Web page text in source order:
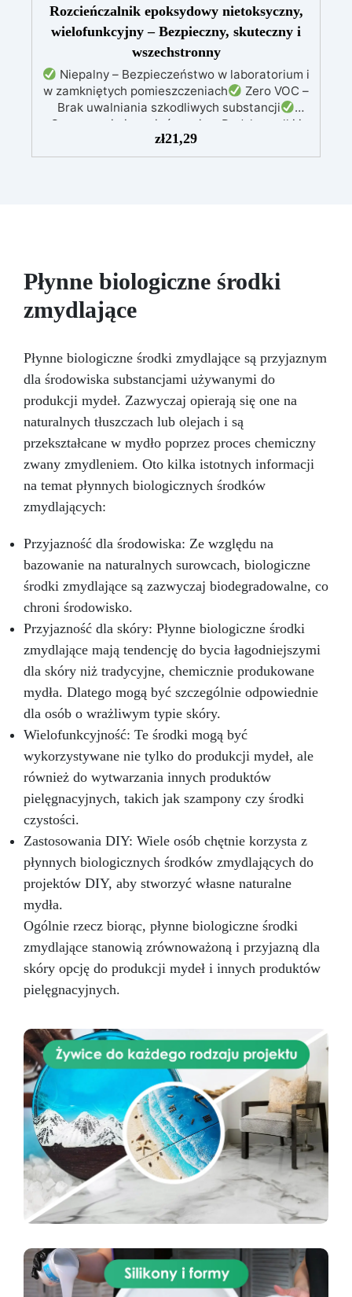
Rozcieńczalnik epoksydowy nietoksyczny,
wielofunkcyjny – Bezpieczny, skuteczny i
wszechstronny
Niepalny – Bezpieczeństwo w laboratorium i
w zamkniętych pomieszczeniach
Zero VOC –
Brak uwalniania szkodliwych substancji
Czyszczenie i rozcieńczanie – Pędzle, wałki i
żywice bardziej płynne
wykończenie – Lepsze nakładanie i połysk
zł21,29
Płynne biologiczne środki
zmydlające
Płynne biologiczne środki zmydlające są przyjaznym
dla środowiska substancjami używanymi do
produkcji mydeł. Zazwyczaj opierają się one na
naturalnych tłuszczach lub olejach i są
przekształcane w mydło poprzez proces chemiczny
zwany zmydleniem. Oto kilka istotnych informacji
na temat płynnych biologicznych środków
zmydlających:
Przyjazność dla środowiska: Ze względu na
bazowanie na naturalnych surowcach, biologiczne
środki zmydlające są zazwyczaj biodegradowalne, co
chroni środowisko.
Przyjazność dla skóry: Płynne biologiczne środki
zmydlające mają tendencję do bycia łagodniejszymi
dla skóry niż tradycyjne, chemicznie produkowane
mydła. Dlatego mogą być szczególnie odpowiednie
dla osób o wrażliwym typie skóry.
Wielofunkcyjność: Te środki mogą być
wykorzystywane nie tylko do produkcji mydeł, ale
również do wytwarzania innych produktów
pielęgnacyjnych, takich jak szampony czy środki
czystości.
Zastosowania DIY: Wiele osób chętnie korzysta z
płynnych biologicznych środków zmydlających do
projektów DIY, aby stworzyć własne naturalne
mydła.
Ogólnie rzecz biorąc, płynne biologiczne środki
zmydlające stanowią zrównoważoną i przyjazną dla
skóry opcję do produkcji mydeł i innych produktów
pielęgnacyjnych.